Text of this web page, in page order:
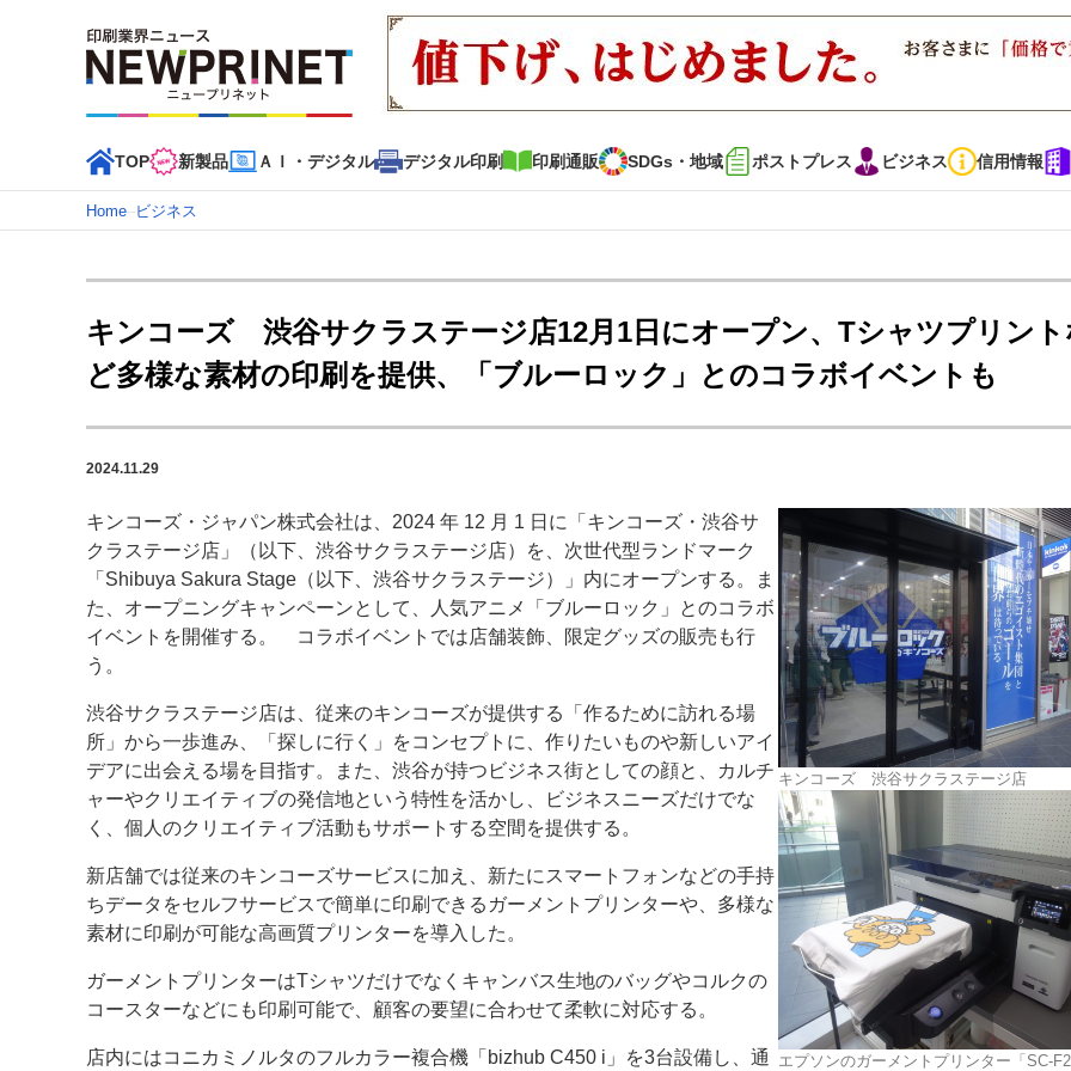
TOP 新製品 ＡＩ・デジタル デジタル印刷 印刷通販 SDGs・地域 ポストプレス ビジネス 信用情報
インデックス
TOP 新着記事 特集記事 動画コンテンツ インタビュー コレクション
カテゴリー一覧
新商品 新製品 ＡＩ・デジタル デジタル印刷 印刷通販 SDGs・地域 ポストプレス ビジネス イベント
特集記事カテゴリー一覧
特集・デジタル印刷 ～ 新成長軌道を描く
案内
発刊案内 JFPI印刷用語集 印刷機材年鑑
会社案内 購読・購入申し込み サイトポリシー お問い合わせ
Home–ビジネス
キンコーズ 渋谷サクラステージ店12月1日にオープン、Tシャツプリント
ど多様な素材の印刷を提供、「ブルーロック」とのコラボイベントも
2024.11.29
キンコーズ・ジャパン株式会社は、2024 年 12 月 1 日に「キンコーズ・渋谷サ
クラステージ店」（以下、渋谷サクラステージ店）を、次世代型ランドマーク
「Shibuya Sakura Stage（以下、渋谷サクラステージ）」内にオープンする。ま
た、オープニングキャンペーンとして、人気アニメ「ブルーロック」とのコラボ
イベントを開催する。 コラボイベントでは店舗装飾、限定グッズの販売も行
う。
渋谷サクラステージ店は、従来のキンコーズが提供する「作るために訪れる場
所」から一歩進み、「探しに行く」をコンセプトに、作りたいものや新しいアイ
デアに出会える場を目指す。また、渋谷が持つビジネス街としての顔と、カルチ
ャーやクリエイティブの発信地という特性を活かし、ビジネスニーズだけでな
く、個人のクリエイティブ活動もサポートする空間を提供する。
新店舗では従来のキンコーズサービスに加え、新たにスマートフォンなどの手持
ちデータをセルフサービスで簡単に印刷できるガーメントプリンターや、多様な
素材に印刷が可能な高画質プリンターを導入した。
ガーメントプリンターはTシャツだけでなくキャンバス生地のバッグやコルクの
コースターなどにも印刷可能で、顧客の要望に合わせて柔軟に対応する。
店内にはコニカミノルタのフルカラー複合機「bizhub C450 i」を3台設備し、通
キンコーズ 渋谷サクラステージ店
エプソンのガーメントプリンター「SC-